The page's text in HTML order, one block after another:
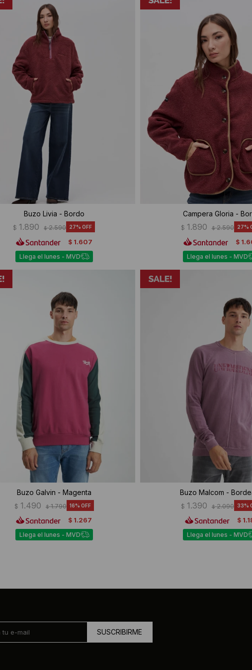
Buzo Livia - Bordo
$ 1.890 $ 2.590 27
$ 1.607
Llega el lunes - MVD
Campera Gloria -
$ 1.890 $ 2.590 27
$
Llega el lunes - MVD
Buzo Galvin - Magenta
$ 1.490 $ 1.790 16
$ 1.267
Llega el lunes - MVD
Buzo Malcom -
$ 1.390 $ 2.090 33
$
Llega el lunes - MVD
SUSCRIBIRME